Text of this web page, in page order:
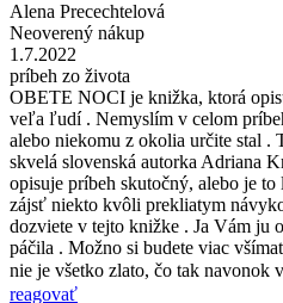
Alena Precechtelová
Neoverený nákup
1.7.2022
príbeh zo života
OBETE NOCI je knižka, ktorá
veľa ľudí . Nemyslím v celom
alebo niekomu z okolia určite stal .
skvelá slovenská autorka Adriana
opisuje príbeh skutočný, alebo je
zájsť niekto kvôli prekliatym
dozviete v tejto knižke . Ja Vám ju
páčila . Možno si budete viac
nie je všetko zlato, čo tak navonok
reagovať